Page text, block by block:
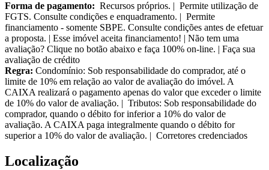
Forma de pagamento: Recursos próprios. | Permite utilização de
FGTS. Consulte condições e enquadramento. | Permite
financiamento - somente SBPE. Consulte condições antes de efetuar
a proposta. | Esse imóvel aceita financiamento! | Não tem uma
avaliação? Clique no botão abaixo e faça 100% on-line. | Faça sua
avaliação de crédito
Regra: Condomínio: Sob responsabilidade do comprador, até o
limite de 10% em relação ao valor de avaliação do imóvel. A
CAIXA realizará o pagamento apenas do valor que exceder o limite
de 10% do valor de avaliação. | Tributos: Sob responsabilidade do
comprador, quando o débito for inferior a 10% do valor de
avaliação. A CAIXA paga integralmente quando o débito for
superior a 10% do valor de avaliação. | Corretores credenciados
Localização